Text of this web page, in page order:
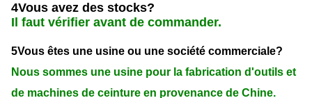
4Vous avez des stocks?
Il faut vérifier avant de commander.
5Vous êtes une usine ou une société commerciale?
Nous sommes une usine pour la fabrication d'outils et
de machines de ceinture en provenance de Chine.